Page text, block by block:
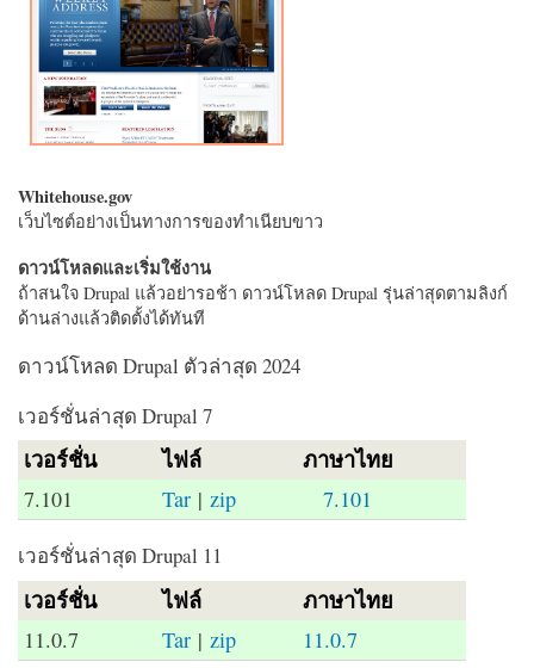
Whitehouse.gov
เว็บไซต์อย่างเป็นทางการของทำเนียบขาว
ดาวน์โหลดและเริ่มใช้งาน
ถ้าสนใจ Drupal แล้วอย่ารอช้า ดาวน์โหลด Drupal รุ่นล่าสุดตามลิงก์
ด้านล่างแล้วติดตั้งได้ทันที
ดาวน์โหลด Drupal ตัวล่าสุด 2024
เวอร์ชั่นล่าสุด Drupal 7
เวอร์ชั่น ไฟล์ ภาษาไทย
7.101 Tar |zip 7.101
เวอร์ชั่นล่าสุด Drupal 11
เวอร์ชั่น ไฟล์ ภาษาไทย
11.0.7 Tar | zip 11.0.7